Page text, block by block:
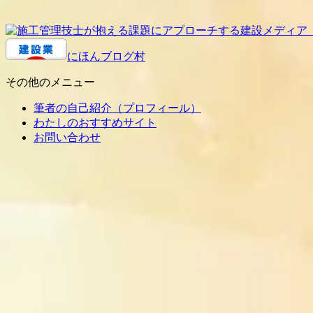
にほんブログ村
その他のメニュー
筆者の自己紹介（プロフィール）
わたしのおすすめサイト
お問い合わせ